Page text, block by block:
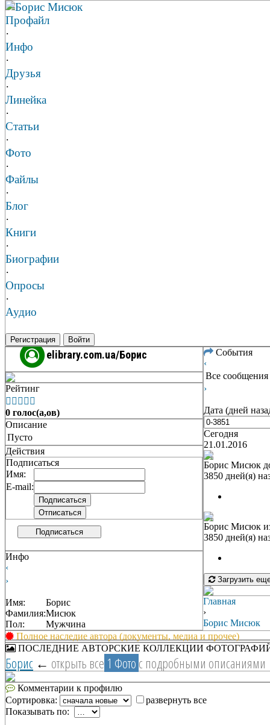
Борис Мисюк
Профайл
·
Инфо
·
Друзья
·
Линейка
·
Статьи
·
Фото
·
Файлы
·
Блог
·
Книги
·
Биографии
·
Опросы
·
Аудио
Регистрация Войти
elibrary.com.ua/Борис
Рейтинг
    
0 голос(а,ов)
Описание
Пусто
Действия
Подписаться
Имя:
E-mail:
Подписаться
Инфо
‹
›
Имя:
Борис
Фамилия:Мисюк
Пол:
Мужчина
События
‹
Все сообщения
›
Дата (дней
Сегодня
21.01.2016
Борис Мисюк
3850 дней(я)
Борис Мисюк
3850 дней(я)
Загрузить
Полное наследие автора (документы, медиа и прочее)
ПОСЛЕДНИЕ АВТОРСКИЕ КОЛЛЕКЦИИ
Борис ← открыть все 1 Фото с подробными описаниями
Комментарии к профилю
Сортировка:
развернуть все
Показывать по:
Главная
›
Борис Мисюк